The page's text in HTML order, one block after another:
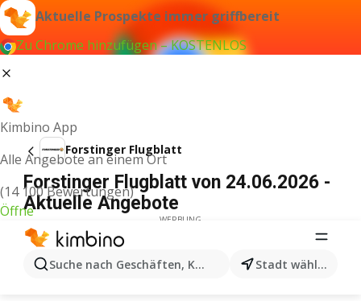
Aktuelle Prospekte immer griffbereit
Zu Chrome hinzufügen – KOSTENLOS
Kimbino App
Alle Angebote an einem Ort
(14 100 Bewertungen)
Öffne
Suche nach Geschäften, Kategorien, Produkten...
Stadt wählen
Forstinger Flugblatt
Forstinger Flugblatt von 24.06.2026 -
Aktuelle Angebote
WERBUNG